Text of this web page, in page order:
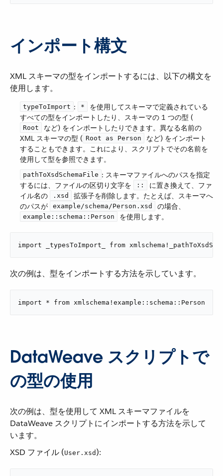
インポート構文
XML スキーマの型をインポートするには、以下の構文を
使用します。
typeToImport ​: *
​ を使用してスキーマで定義されている
すべての型をインポートしたり、スキーマの 1 つの型 (​
Root
​ など) をインポートしたりできます。異なる名前の
XML スキーマの型 (​ Root as Person
​ など) をインポート
することもできます。これにより、スクリプトでその名前を
使用して型を参照できます。
pathToXsdSchemaFile ​: スキーマファイルへのパスを指定
するには、ファイルの区切り文字を ​
::
​ に置き換えて、ファ
イル名の ​
.xsd
​ 拡張子を削除します。たとえば、スキーマへ
のパスが ​
example/schema/Person.xsd ​ の場合、​
example::schema::Person ​ を使用します。
import _typesToImport_ from
次の例は、型をインポートする方法を示しています。
import * from xmlschema!example::schema::Person
DataWeave スクリプトで
の型の使用
次の例は、型を使用して XML スキーマファイルを
DataWeave スクリプトにインポートする方法を示して
います。
XSD ファイル (​User.xsd ​):